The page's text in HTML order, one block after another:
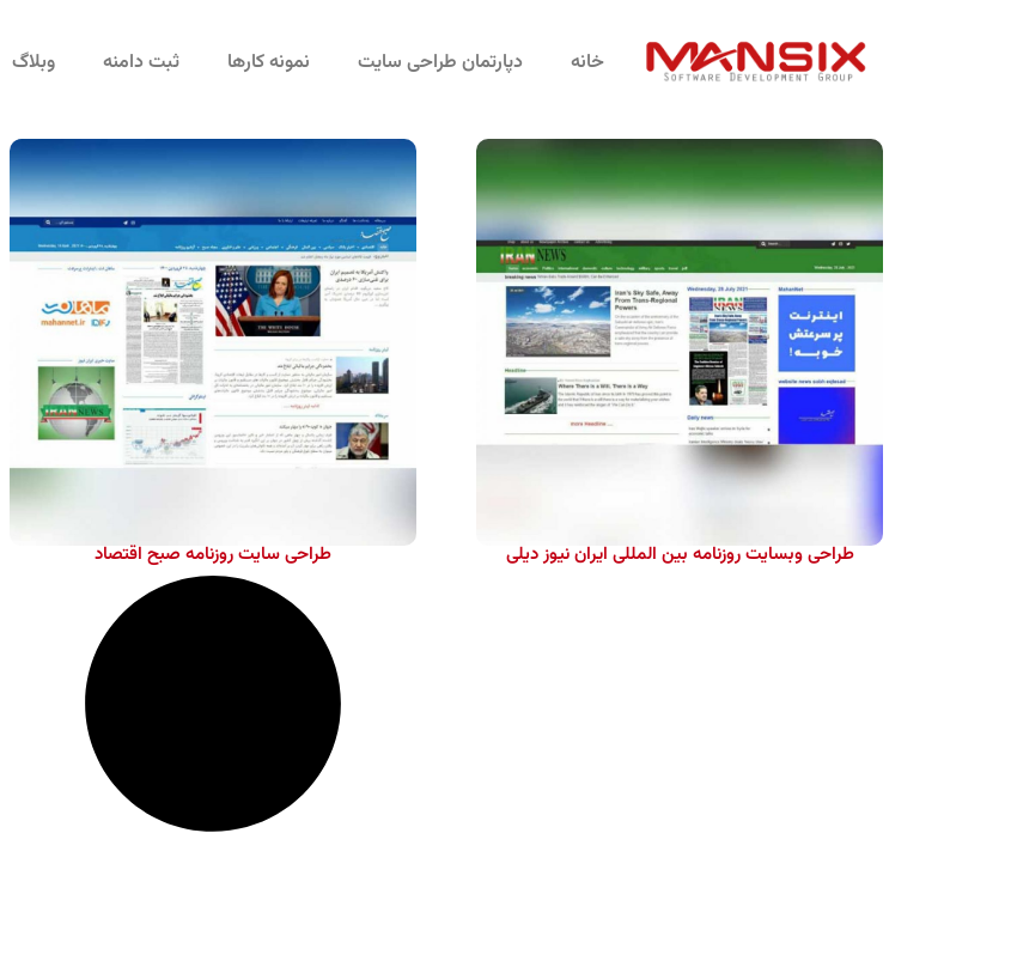
خانه دپارتمان طراحی سایت نمونه کارها ثبت دامنه وبلاگ
طراحی وبسایت روزنامه بین المللی ایران نیوز دیلی طراحی سایت روزنامه صبح اقتصاد